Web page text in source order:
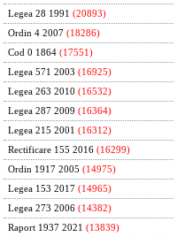
Legea 28 1991 (20893)
Ordin 4 2007 (18286)
Cod 0 1864 (17551)
Legea 571 2003 (16925)
Legea 263 2010 (16532)
Legea 287 2009 (16364)
Legea 215 2001 (16312)
Rectificare 155 2016 (16299)
Ordin 1917 2005 (14975)
Legea 153 2017 (14965)
Legea 273 2006 (14382)
Raport 1937 2021 (13839)